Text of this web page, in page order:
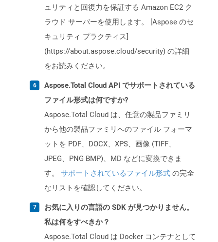
ュリティと回復力を保証する Amazon EC2 ク
ラウド サーバーを使用します。 [Aspose のセ
キュリティ プラクティス]
(https://about.aspose.cloud/security) の詳細
をお読みください。
Aspose.Total Cloud API でサポートされている
ファイル形式は何ですか?
Aspose.Total Cloud は、任意の製品ファミリ
から他の製品ファミリへのファイル フォーマ
ットを PDF、DOCX、XPS、画像 (TIFF、
JPEG、PNG BMP)、MD などに変換できま
す。 サポートされているファイル形式 の完全
なリストを確認してください。
お気に入りの言語の SDK が見つかりません。
私は何をすべきか？
Aspose.Total Cloud は Docker コンテナとして